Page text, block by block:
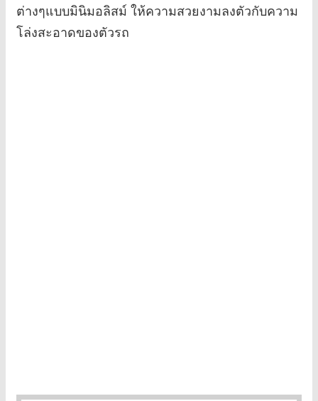
ต่างๆแบบมินิมอลิสม์ ให้ความสวยงามลงตัวกับความ
โล่งสะอาดของตัวรถ